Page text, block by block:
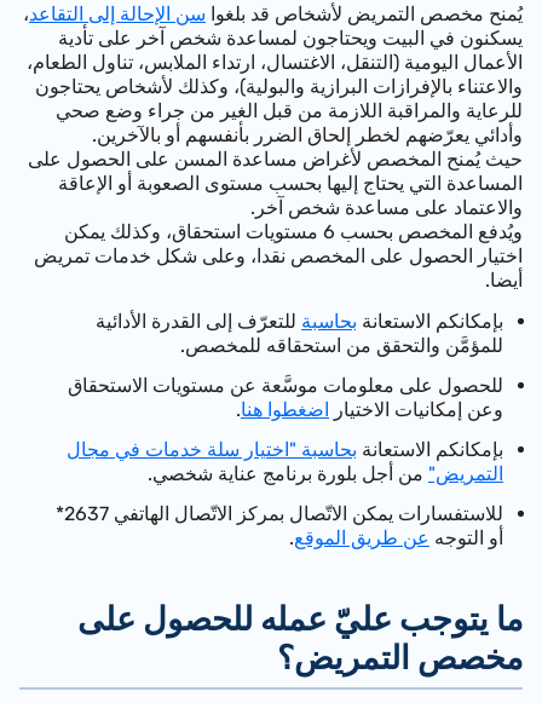
يُمنح مخصص التمريض لأشخاص قد بلغواسن الإحالة إلى التقاعد،
يسكنون في البيت ويحتاجون لمساعدة شخص آخر على تأدية
الأعمال اليومية (التنقل، الاغتسال، ارتداء الملابس، تناول الطعام،
والاعتناء بالإفرازات البرازية والبولية)، وكذلك لأشخاص يحتاجون
للرعاية والمراقبة اللازمة من قبل الغير من جراء وضع صحي
وأدائي يعرّضهم لخطر إلحاق الضرر بأنفسهم أو بالآخرين.
حيث يُمنح المخصص لأغراض مساعدة المسن على الحصول على
المساعدة التي يحتاج إليها بحسب مستوى الصعوبة أو الإعاقة
والاعتماد على مساعدة شخص آخر.
ويُدفع المخصص بحسب 6 مستويات استحقاق، وكذلك يمكن
اختيار الحصول على المخصص نقدا، وعلى شكل خدمات تمريض
أيضا.
بإمكانكم الاستعانةبحاسبةللتعرّف إلى القدرة الأدائية
للمؤمَّن والتحقق من استحقاقه للمخصص.
للحصول على معلومات موسَّعة عن مستويات الاستحقاق
وعن إمكانيات الاختياراضغطوا هنا.
بإمكانكم الاستعانةبحاسبة "اختيار سلة خدمات في مجال
التمريض" من أجل بلورة برنامج عناية شخصي.
للاستفسارات يمكن الاتّصال بمركز الاتّصال الهاتفي 2637*
أو التوجهعن طريق الموقع.
ما يتوجب عليّ عمله للحصول على
مخصص التمريض؟